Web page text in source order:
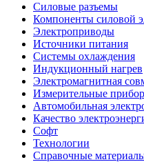
Силовые разъемы
Компоненты силовой
Электроприводы
Источники питания
Системы охлаждения
Индукционный нагрев
Электромагнитная
Измерительные
Автомобильная
Качество
Софт
Технологии
Справочные